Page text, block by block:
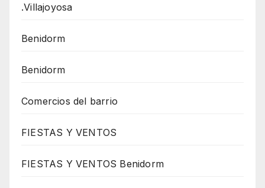
.Villajoyosa
Benidorm
Benidorm
Comercios del barrio
FIESTAS Y VENTOS
FIESTAS Y VENTOS Benidorm